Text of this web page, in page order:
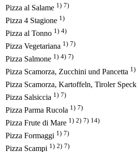
Pizza al Salame 1) 7)
Pizza 4 Stagione 1)
Pizza al Tonno 1) 4)
Pizza Vegetariana 1) 7)
Pizza Salmone 1) 4) 7)
Pizza Scamorza, Zucchini und Pancetta 1)
Pizza Scamorza, Kartoffeln, Tiroler Speck
Pizza Salsiccia 1) 7)
Pizza Parma Rucola 1) 7)
Pizza Frute di Mare 1) 2) 7) 14)
Pizza Formaggi 1) 7)
Pizza Scampi 1) 2) 7)